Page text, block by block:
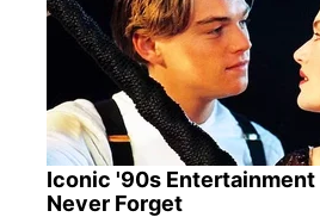
Iconic '90s Entertainment
Never Forget